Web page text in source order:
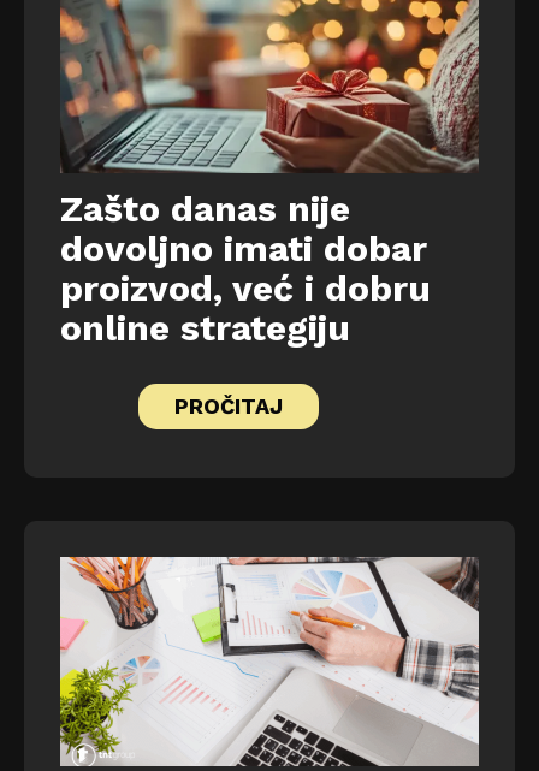
Zašto danas nije
dovoljno imati dobar
proizvod, već i dobru
online strategiju
PROČITAJ